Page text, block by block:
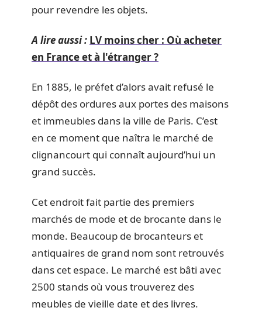
pour revendre les objets.
A lire aussi : LV moins cher : Où acheter
en France et à l'étranger ?
En 1885, le préfet d’alors avait refusé le
dépôt des ordures aux portes des maisons
et immeubles dans la ville de Paris. C’est
en ce moment que naîtra le marché de
clignancourt qui connaît aujourd’hui un
grand succès.
Cet endroit fait partie des premiers
marchés de mode et de brocante dans le
monde. Beaucoup de brocanteurs et
antiquaires de grand nom sont retrouvés
dans cet espace. Le marché est bâti avec
2500 stands où vous trouverez des
meubles de vieille date et des livres.